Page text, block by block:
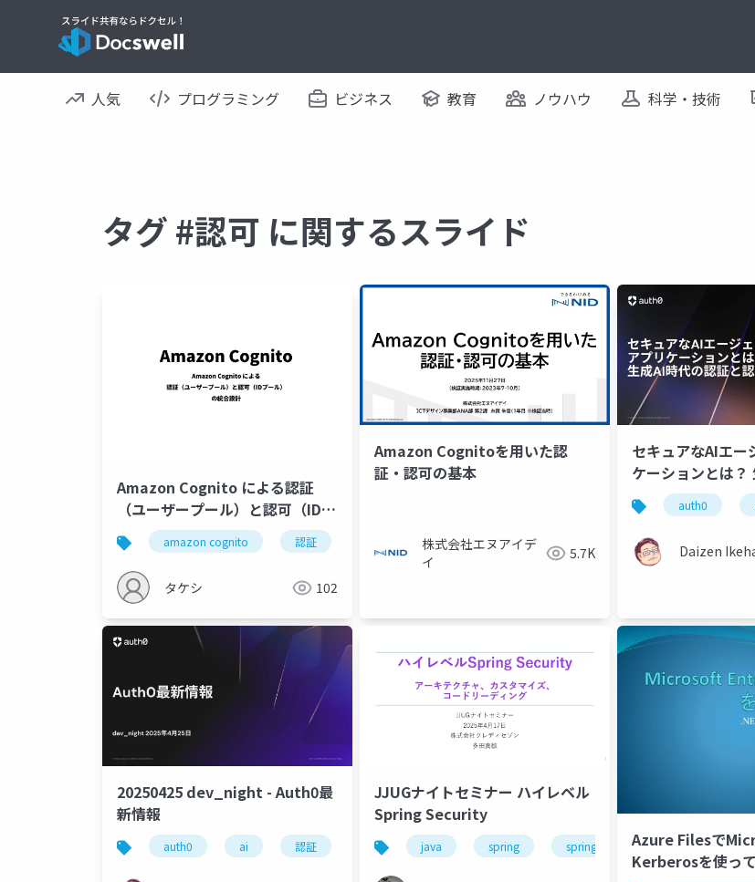
人気 プログラミング ビジネス 教育 ノウハウ 科学・技術
タグ #認可 に関するスライド
Amazon Cognito による認証
（ユーザープール）と認可（IDプ
ール）の統合設計
amazon cognito 認証 awsアーキテクチャ セキュリティ
タケシ 102
Amazon Cognitoを用いた認
証・認可の基本
株式会社エヌアイデ
イ
5.7K
セキュアなAIエー
ケーションとは？
認証と認可
auth0
Daizen
20250425 dev_night - Auth0最
新情報
auth0 ai 認証 認可 saas
JJUGナイトセミナー ハイレベル
Spring Security
java spring spring-boot security
Azure Filesで
Kerberosを使っ